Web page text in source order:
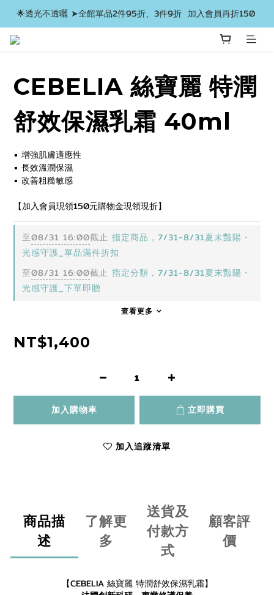
🌟透光不透曬 ➤全館單品2件95折、3件9折  加入會員再折150
CEBELIA 絲寶麗 特潤
舒效保濕乳霜 40ml
▪️ 增強肌膚適應性
▪️ 長效溫潤保濕
▪️ 改善粗糙敏感
【加入會員現領150元購物金現領現折】
至08/31 16:00截止 指定商品，7/31-8/31夏末豔陽・
光感守護_單品滿件折扣
至08/31 16:00截止 指定分類，7/31-8/31夏末豔陽・
光感守護_下單即贈
查看更多
NT$1,400
加入購物車 立即購買
加入追蹤清單
商品描
述
了解更
多
送貨及
付款方
式
顧客評
價
【CEBELIA 絲寶麗 特潤舒效保濕乳霜】